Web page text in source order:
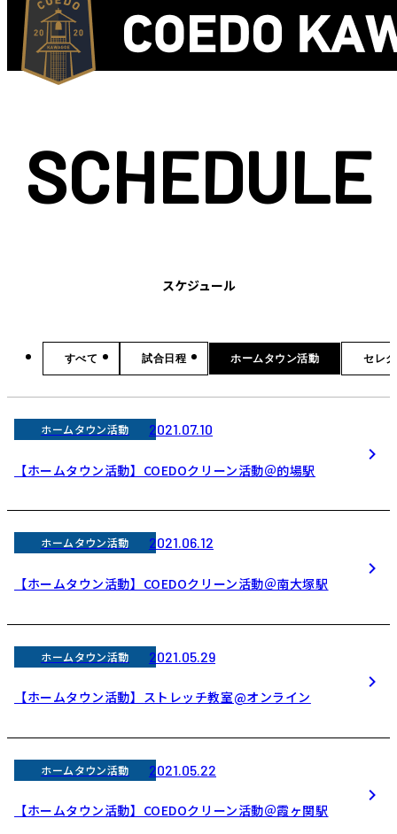
SCHEDULE
スケジュール
すべて 試合日程 ホームタウン活動 セレ
ホームタウン活動 2021.07.10
【ホームタウン活動】COEDOクリーン活動＠的場駅
ホームタウン活動 2021.06.12
【ホームタウン活動】COEDOクリーン活動＠南大塚駅
ホームタウン活動 2021.05.29
【ホームタウン活動】ストレッチ教室@オンライン
ホームタウン活動 2021.05.22
【ホームタウン活動】COEDOクリーン活動＠霞ヶ関駅